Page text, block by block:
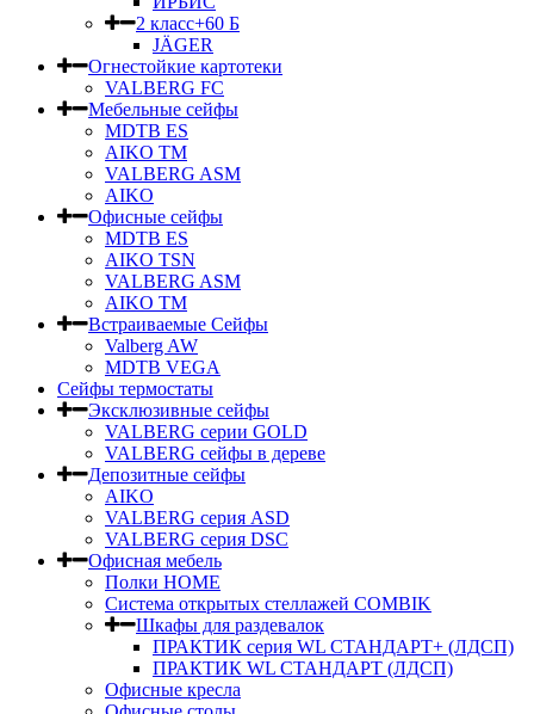
2 класс+60 Б
JÄGER
Огнестойкие картотеки
VALBERG FC
Мебельные сейфы
MDTB ES
AIKO TM
VALBERG ASM
AIKO
Офисные сейфы
MDTB ES
AIKO TSN
VALBERG ASM
AIKO TM
Встраиваемые Сейфы
Valberg AW
MDTB VEGA
Сейфы термостаты
Эксклюзивные сейфы
VALBERG серии GOLD
VALBERG сейфы в дереве
Депозитные сейфы
AIKO
VALBERG серия ASD
VALBERG серия DSC
Офисная мебель
Полки HOME
Система открытых стеллажей COMBIK
Шкафы для раздевалок
ПРАКТИК серия WL СТАНДАРТ+ (ЛДСП)
ПРАКТИК WL СТАНДАРТ (ЛДСП)
Офисные кресла